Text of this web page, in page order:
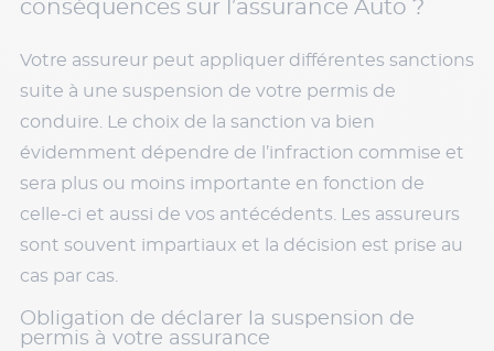
conséquences sur l’assurance Auto ?
Votre assureur peut appliquer différentes sanctions
suite à une suspension de votre permis de
conduire. Le choix de la sanction va bien
évidemment dépendre de l’infraction commise et
sera plus ou moins importante en fonction de
celle-ci et aussi de vos antécédents. Les assureurs
sont souvent impartiaux et la décision est prise au
cas par cas.
Obligation de déclarer la suspension de
permis à votre assurance